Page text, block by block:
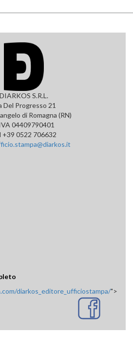
DIARKOS S.R.L.
Del Progresso 21
di Romagna (RN)
04409790401
+39 0522 706632
diarkos_editore_ufficiostampa/">